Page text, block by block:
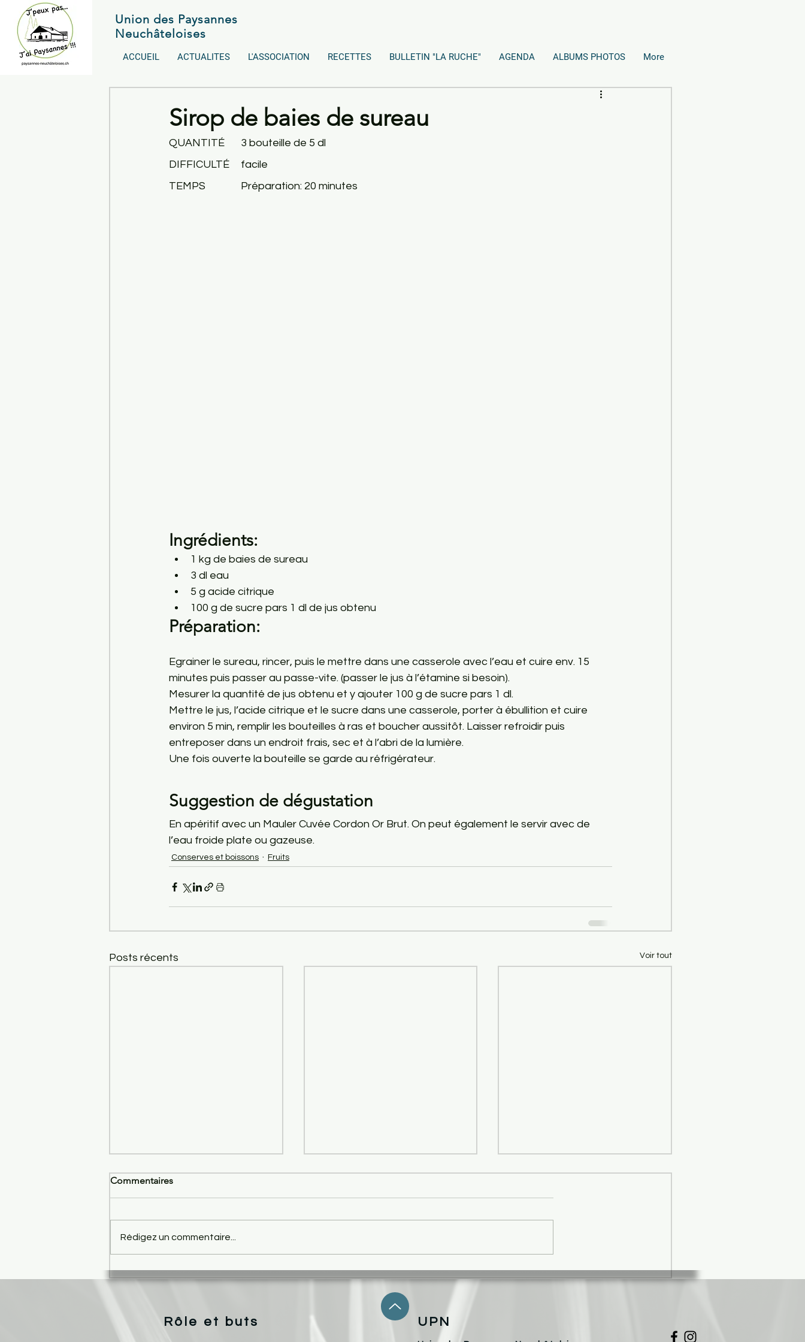
Union des Paysannes
Neuchâteloises
ACCUEIL ACTUALITES L'ASSOCIATION RECETTES BULLETIN "LA RUCHE" AGENDA ALBUMS PHOTOS More
Sirop de baies de sureau
QUANTITÉ	3 bouteille de 5 dl
DIFFICULTÉ	facile
TEMPS
		Préparation: 20 minutes
Ingrédients:
1 kg de baies de sureau
3 dl eau
5 g acide citrique
100 g de sucre pars 1 dl de jus obtenu
Préparation:
Egrainer le sureau, rincer, puis le mettre dans une casserole avec l’eau et cuire env. 15
minutes puis passer au passe-vite. (passer le jus à l’étamine si besoin).
Mesurer la quantité de jus obtenu et y ajouter 100 g de sucre pars 1 dl.
Mettre le jus, l’acide citrique et le sucre dans une casserole, porter à ébullition et cuire
environ 5 min, remplir les bouteilles à ras et boucher aussitôt. Laisser refroidir puis
entreposer dans un endroit frais, sec et à l’abri de la lumière.
Une fois ouverte la bouteille se garde au réfrigérateur.
Suggestion de dégustation
En apéritif avec un Mauler Cuvée Cordon Or Brut. On peut également le servir avec de
l’eau froide plate ou gazeuse.
Conserves et boissons Fruits
Posts récents Voir tout
Chutney rhubarbe, oignons
rouges et baies roses
Baiser de fruits rouges en
verrine
Filets de poulet sauce
framboise
Commentaires
Rédigez un commentaire...
Rôle et buts UPN